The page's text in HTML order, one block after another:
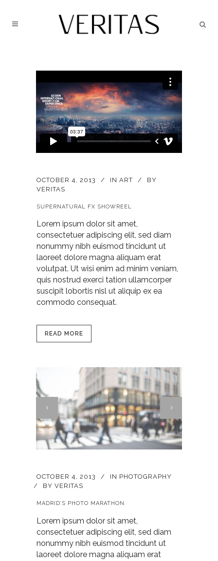
OCTOBER 4, 2013 IN ART
BY
VERITAS
SUPERNATURAL FX SHOWREEL
Lorem ipsum dolor sit amet,
consectetuer adipiscing elit, sed diam
nonummy nibh euismod tincidunt ut
laoreet dolore magna aliquam erat
volutpat. Ut wisi enim ad minim veniam,
quis nostrud exerci tation ullamcorper
suscipit lobortis nisl ut aliquip ex ea
commodo consequat.
READ MORE
OCTOBER 4, 2013 IN PHOTOGRAPHY
BY VERITAS
MADRID’S PHOTO MARATHON
Lorem ipsum dolor sit amet,
consectetuer adipiscing elit, sed diam
nonummy nibh euismod tincidunt ut
laoreet dolore magna aliquam erat